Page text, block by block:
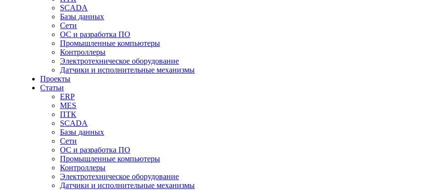
SCADA
Базы данных
Сети
ОС и разработка ПО
Промышленные компьютеры
Контроллеры
Электротехническое оборудование
Датчики и исполнительные механизмы
Проекты
Статьи
ERP
MES
ПТК
SCADA
Базы данных
Сети
ОС и разработка ПО
Промышленные компьютеры
Контроллеры
Электротехническое оборудование
Датчики и исполнительные механизмы